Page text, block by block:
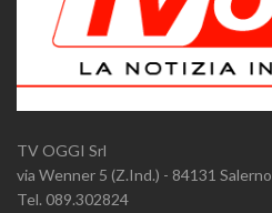
TV OGGI Srl
via Wenner 5 (Z.Ind.) - 84131 Salerno
Tel. 089.302824